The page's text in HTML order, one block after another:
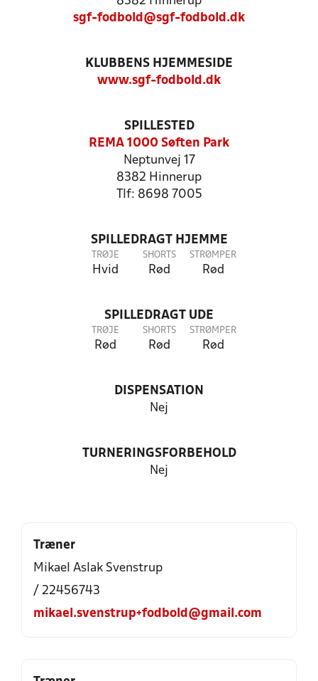
sgf-fodbold@sgf-fodbold.dk
KLUBBENS HJEMMESIDE
www.sgf-fodbold.dk
SPILLESTED
REMA 1000 Søften Park
Neptunvej 17
8382 Hinnerup
Tlf: 8698 7005
SPILLEDRAGT HJEMME
TRØJE
Hvid
SHORTS
Rød
STRØMPER
Rød
SPILLEDRAGT UDE
TRØJE
Rød
SHORTS
Rød
STRØMPER
Rød
DISPENSATION
Nej
TURNERINGSFORBEHOLD
Nej
Træner
Mikael Aslak Svenstrup
/ 22456743
mikael.svenstrup+fodbold@gmail.com